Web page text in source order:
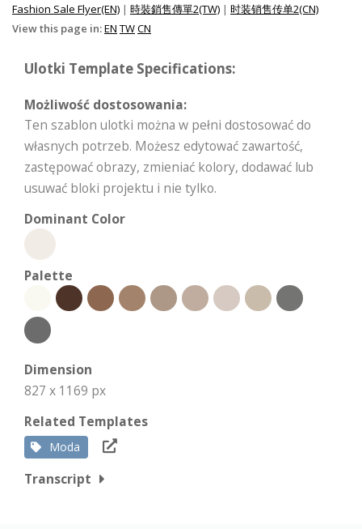
Fashion Sale Flyer(EN) | 時裝銷售傳單2(TW) | 时装销售传单2(CN)
View this page in:EN TWCN
Ulotki Template Specifications:
Możliwość dostosowania:
Ten szablon ulotki można w pełni dostosować do
własnych potrzeb. Możesz edytować zawartość,
zastępować obrazy, zmieniać kolory, dodawać lub
usuwać bloki projektu i nie tylko.
Dominant Color
Palette
Dimension
827 x 1169 px
Related Templates
Moda
Transcript